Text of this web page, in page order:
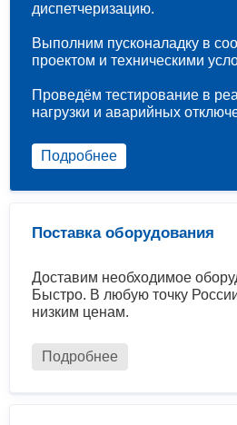
Поставка оборудования
Доставим необходимое
Быстро. В любую точку
низким ценам.
Подробнее
диспетчеризацию.
Выполним пусконаладку в
проектом и техническими
Проведём тестирование в
нагрузки и аварийных
Подробнее